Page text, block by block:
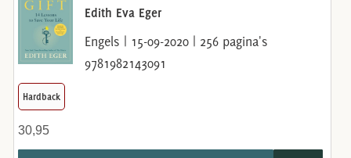
Edith Eva Eger
Engels | 15-09-2020 | 256 pagina's
9781982143091
Hardback
30,95